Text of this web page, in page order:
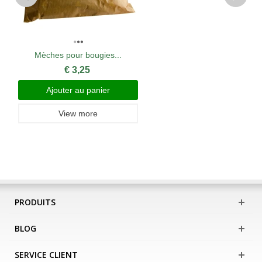
Mèches pour bougies...
€ 3,25
Ajouter au panier
View more
PRODUITS
BLOG
SERVICE CLIENT